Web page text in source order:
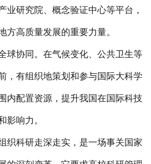
业研究院、概念验证中心等平台，
方高质量发展的重要力量。
协同。在气候变化、公共卫生等
，有组织地策划和参与国际大科学
内配置资源，提升我国在国际科技
影响力。
科研走深走实，是一场事关国家